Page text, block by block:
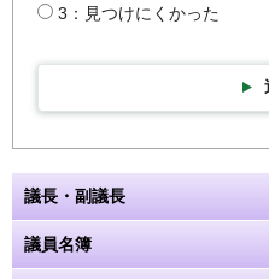
3：見つけにくかった
議長・副議長
議員名簿